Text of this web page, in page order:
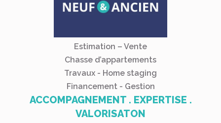
Estimation – Vente
Chasse d’appartements
Travaux - Home staging
Financement - Gestion
ACCOMPAGNEMENT . EXPERTISE .
VALORISATON